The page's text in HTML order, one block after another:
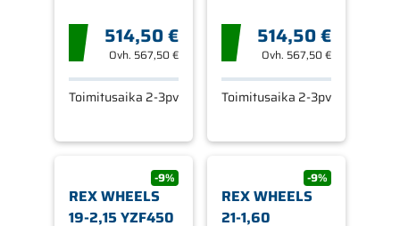
514,50 €
Ovh. 567,50 €
Toimitusaika 2-3pv
514,50 €
Ovh. 567,50 €
Toimitusaika 2-3pv
-9%
REX WHEELS
19-2,15 YZF450
-9%
REX WHEELS
21-1,60